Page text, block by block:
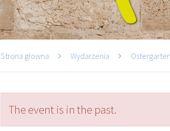
Strona głowna Wydarzenia
The event is in the past.